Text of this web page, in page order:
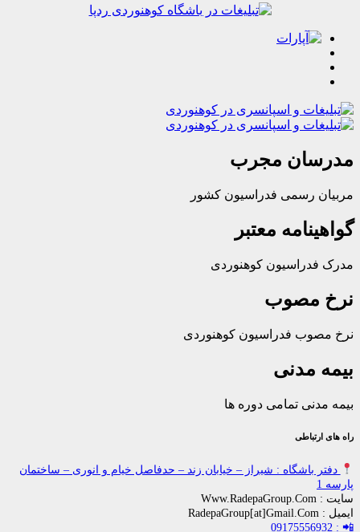
مجرب
رسمی فدراسیون کشور
معتبر
کوهنوردی
فدراسیون کوهنوردی
تمامی دوره ها
: شیراز – خیابان زند – حدفاصل خیام و انوری – ساختمان